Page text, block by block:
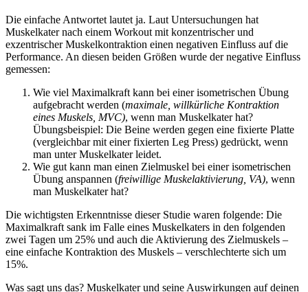
Die einfache Antwortet lautet ja. Laut Untersuchungen hat
Muskelkater nach einem Workout mit konzentrischer und
exzentrischer Muskelkontraktion einen negativen Einfluss auf die
Performance. An diesen beiden Größen wurde der negative Einfluss
gemessen:
Wie viel Maximalkraft kann bei einer isometrischen Übung
aufgebracht werden (maximale, willkürliche Kontraktion
eines Muskels, MVC), wenn man Muskelkater hat?
Übungsbeispiel: Die Beine werden gegen eine fixierte Platte
(vergleichbar mit einer fixierten Leg Press) gedrückt, wenn
man unter Muskelkater leidet.
Wie gut kann man einen Zielmuskel bei einer isometrischen
Übung anspannen (freiwillige Muskelaktivierung, VA), wenn
man Muskelkater hat?
Die wichtigsten Erkenntnisse dieser Studie waren folgende: Die
Maximalkraft sank im Falle eines Muskelkaters in den folgenden
zwei Tagen um 25% und auch die Aktivierung des Zielmuskels –
eine einfache Kontraktion des Muskels – verschlechterte sich um
15%.
Was sagt uns das? Muskelkater und seine Auswirkungen auf deinen